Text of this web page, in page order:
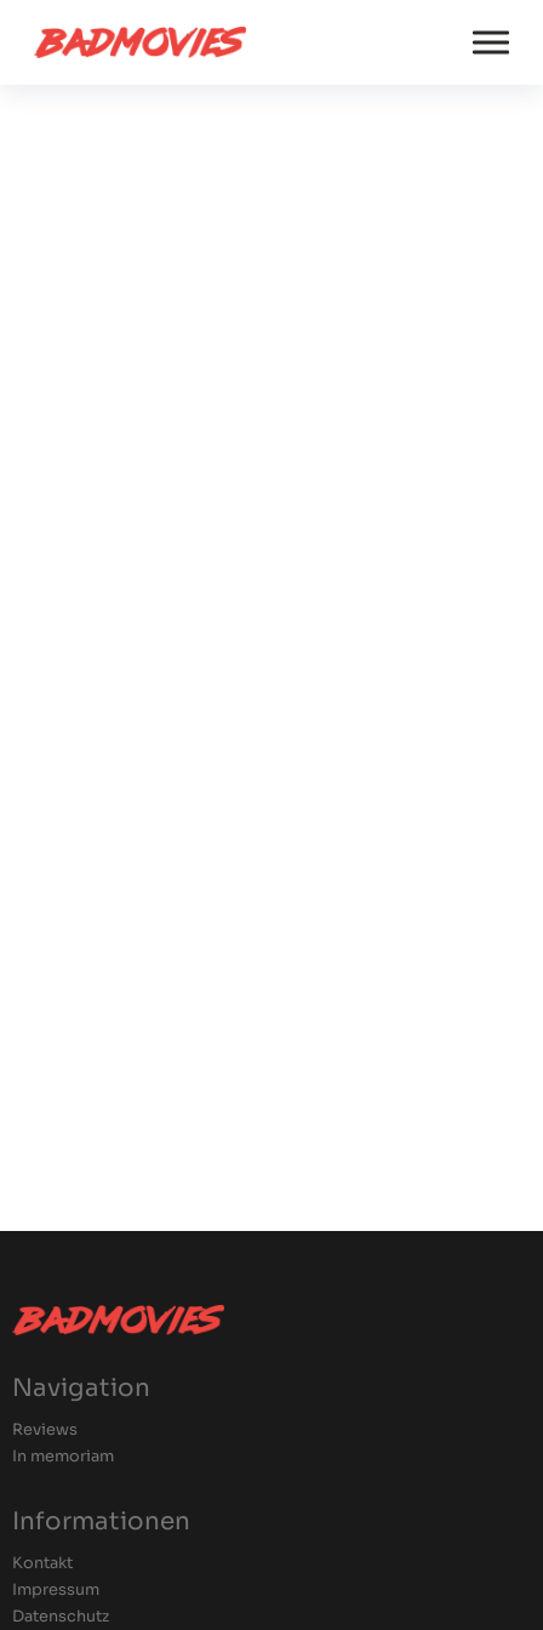
Navigation
Reviews
In memoriam
Informationen
Kontakt
Impressum
Datenschutz